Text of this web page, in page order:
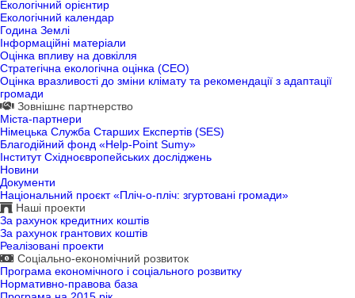
Екологічний орієнтир
Екологічний календар
Година Землі
Інформаційні матеріали
Оцінка впливу на довкілля
Стратегічна екологічна оцінка (СЕО)
Оцінка вразливості до зміни клімату та рекомендації з адаптації
громади
Зовнішнє партнерство
Міста-партнери
Німецька Служба Старших Експертів (SES)
Благодійний фонд «Help-Point Sumy»
Інститут Східноєвропейських досліджень
Новини
Документи
Національний проєкт «Пліч-о-пліч: згуртовані громади»
Наші проекти
За рахунок кредитних коштів
За рахунок грантових коштів
Реалізовані проекти
Соціально-економічний розвиток
Програма економічного і соціального розвитку
Нормативно-правова база